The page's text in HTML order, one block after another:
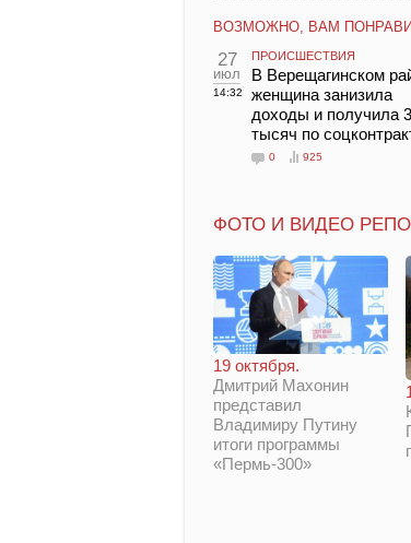
ВОЗМОЖНО, ВАМ
27
июл
14:32
ПРОИСШЕСТВИЯ
В Верещагинском
женщина занизила
доходы и получила
тысяч по
0 925
ФОТО И ВИДЕО
19 октября.
Дмитрий Махонин
представил
Владимиру Путину
итоги программы
«Пермь-300»